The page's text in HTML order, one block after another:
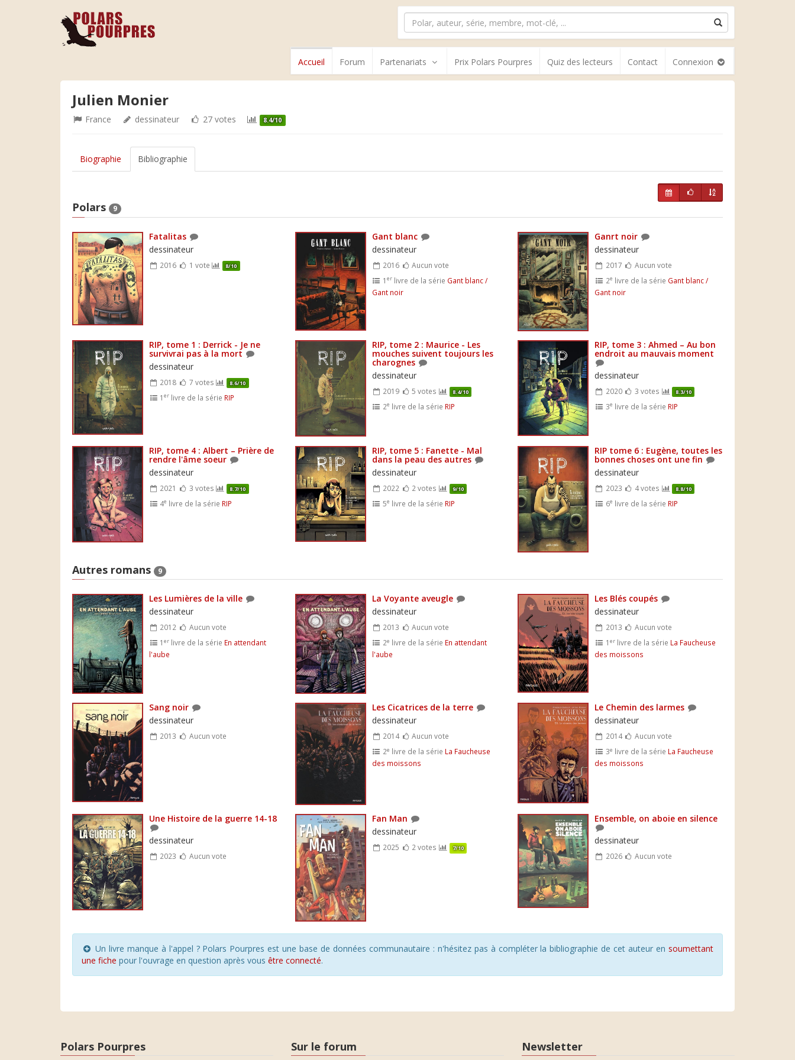
Accueil Forum Partenariats Prix Polars Pourpres Quiz des lecteurs Contact Connexion
Julien Monier
France dessinateur 27 votes 8.4/10
Biographie Bibliographie
Polars 9
Fatalitas
dessinateur
2016 1 vote 8/10
Gant blanc
dessinateur
2016
Aucun vote
1 erlivre de la série Gant blanc /
Gant noir
Ganrt noir
dessinateur
2017
Aucun vote
2e livre de la série Gant blanc /
Gant noir
RIP, tome 1 : Derrick - Je ne
survivrai pas à la mort
dessinateur
2018 7 votes 8.6/10
1er livre de la série RIP
RIP, tome 2 : Maurice - Les
mouches suivent toujours les
charognes
dessinateur
2019 5 votes 8.4/10
2e livre de la série RIP
RIP, tome 3 : Ahmed – Au bon
endroit au mauvais moment
dessinateur
2020 3 votes 8.3/10
3e livre de la série RIP
RIP, tome 4 : Albert – Prière de
rendre l'âme soeur
dessinateur
2021 3 votes 8.7/10
4e livre de la série RIP
RIP, tome 5 : Fanette - Mal
dans la peau des autres
dessinateur
2022 2 votes 9/10
5e livre de la série RIP
RIP tome 6 : Eugène, toutes les
bonnes choses ont une fin
dessinateur
2023 4 votes 8.8/10
6e livre de la série RIP
Autres romans 9
Les Lumières de la ville
dessinateur
2012
Aucun vote
1er livre de la série En attendant
l'aube
La Voyante aveugle
dessinateur
2013
Aucun vote
2e livre de la série En attendant
l'aube
Les Blés coupés
dessinateur
2013
Aucun vote
1 erlivre de la série La Faucheuse
des moissons
Sang noir
dessinateur
2013 Aucun vote
Les Cicatrices de la terre
dessinateur
2014
Aucun vote
2e livre de la série La Faucheuse
des moissons
Le Chemin des larmes
dessinateur
2014
Aucun vote
3e livre de la série La Faucheuse
des moissons
Une Histoire de la guerre 14-18
dessinateur
2023 Aucun vote
Fan Man
dessinateur
2025 2 votes 7/10
Ensemble, on aboie en silence
dessinateur
2026 Aucun vote
Un livre manque à l'appel ? Polars Pourpres est une base de données communautaire : n'hésitez pas à compléter la bibliographie de cet auteur en soumettant
une fiche pour l'ouvrage en question après vous être connecté.
Polars Pourpres Sur le forum Newsletter